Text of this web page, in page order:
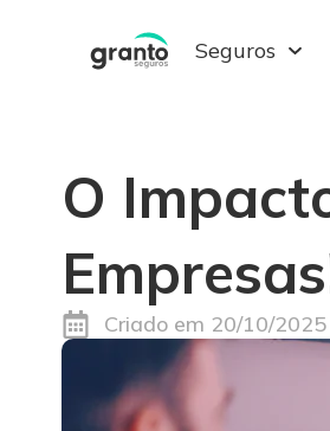
Seguros
O
Criado em 20/10/2025